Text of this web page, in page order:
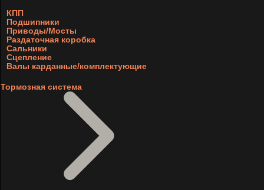
КПП
Подшипники
Приводы/Мосты
Раздаточная коробка
Сальники
Сцепление
Валы карданные/комплектующие
Тормозная система